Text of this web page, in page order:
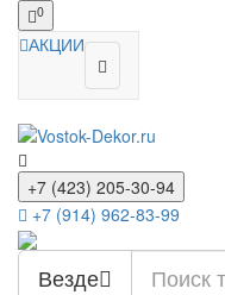
0
АКЦИИ
+7 (423) 205-30-94
+7 (914) 962-83-99
Везде